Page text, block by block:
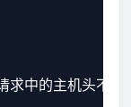
中的主机头不可